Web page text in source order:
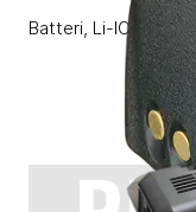
Batteri, Li-ION,